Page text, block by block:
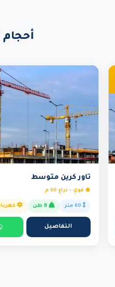
أحجام
تاور كرين متوسط
قوي - ذراع 60 م
التفاصيل